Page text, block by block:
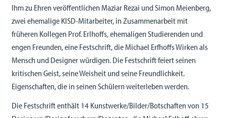
Ihm zu Ehren veröffentlichen Maziar Rezai und Simon Meienberg,
zwei ehemalige KISD-Mitarbeiter, in Zusammenarbeit mit
früheren Kollegen Prof. Erlhoffs, ehemaligen Studierenden und
engen Freunden, eine Festschrift, die Michael Erfhoffs Wirken als
Mensch und Designer würdigen. Die Festschrift feiert seinen
kritischen Geist, seine Weisheit und seine Freundlichkeit.
Eigenschaften, die in seinen Schülern weiterleben werden.
Die Festschrift enthält 14 Kunstwerke/Bilder/Botschaften von 15